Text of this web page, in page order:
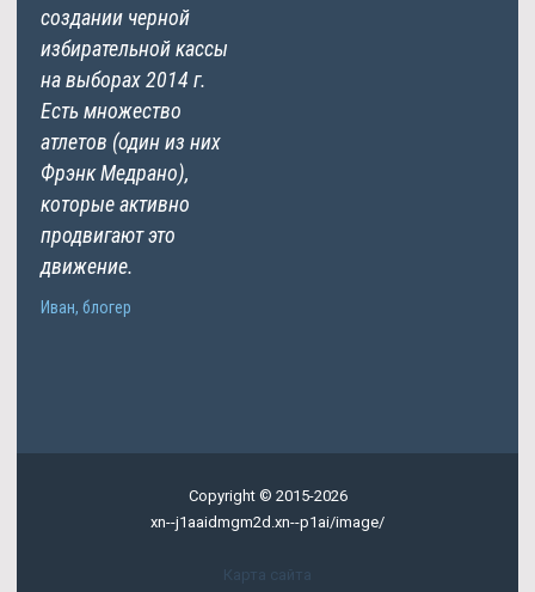
создании черной
избирательной кассы
на выборах 2014 г.
Есть множество
атлетов (один из них
Фрэнк Медрано),
которые активно
продвигают это
движение.
Иван, блогер
Copyright © 2015-2026
xn--j1aaidmgm2d.xn--p1ai/image/
Карта сайта